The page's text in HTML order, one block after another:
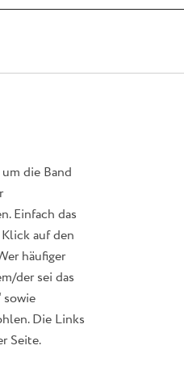
die Band
Einfach das
auf den
häufiger
der sei das
sowie
Die Links
Seite.